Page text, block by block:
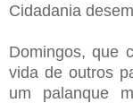
Cidadania
Domingos, que
vida de outros
um palanque